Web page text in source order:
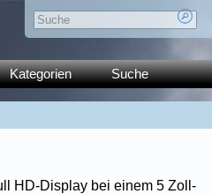
Kategorien Suche
HD-Display bei einem 5 Zoll-